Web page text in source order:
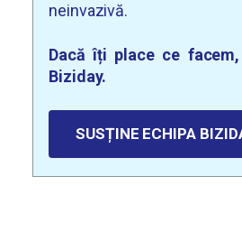
neinvazivă.
Dacă îți place ce
Biziday.
SUSȚINE ECHIPA